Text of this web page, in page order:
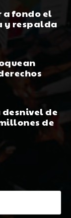
a fondo el
y respalda
de
de